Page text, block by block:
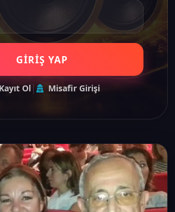
GİRİŞ YAP
Kayıt Ol| Misafir Girişi